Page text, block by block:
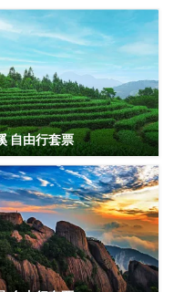
浪嶼景觀“搬進”房
浪嶼風光。在盥洗
浪嶼的絕美景色。 鷺江
樓是中外遊客和廈門人
景於一體的絕美殿
江賓館從萬千食材到
在飽腹之上，滿足味
味。
自由行套票